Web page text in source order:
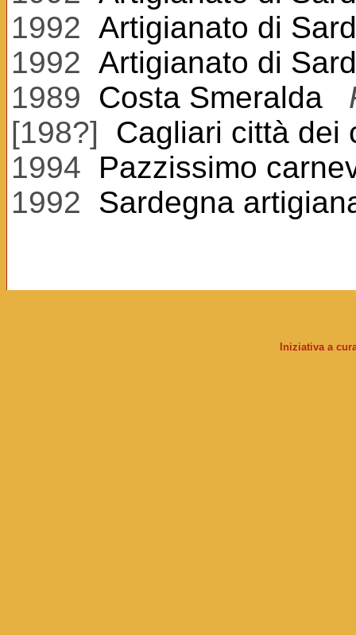
1992 Artigianato di
1992 Artigianato di
1989 Costa Smeralda
[198?] Cagliari città dei
1994 Pazzissimo
1992 Sardegna
Iniziativa a